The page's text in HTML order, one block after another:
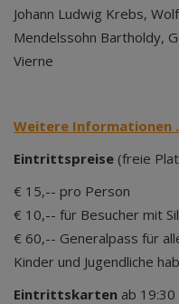
Johann Ludwig Krebs,
Mendelssohn Bartholdy,
Vierne
Weitere Informationen
Eintrittspreise (freie
€ 15,-- pro Person
€ 10,-- für Besucher mit
€ 60,-- Generalpass für
Kinder und Jugendliche
Eintrittskarten ab